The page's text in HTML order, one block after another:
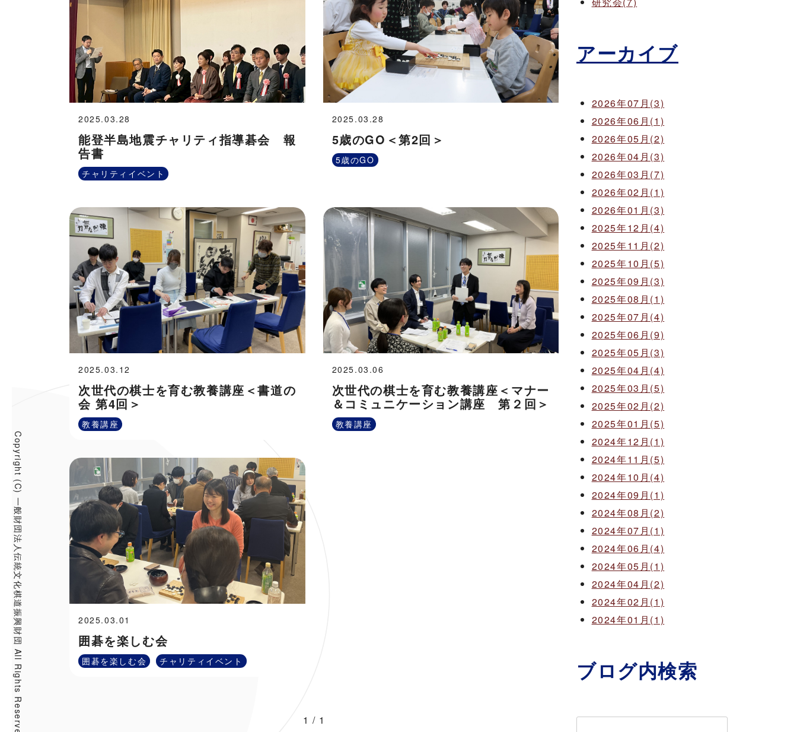
能登半島地震チャリティ指導碁会 報
告書
2025.03.28
チャリティイベント
5歳のGO＜第2回＞
2025.03.28
5歳のGO
次世代の棋士を育む教養講座＜書道の
会 第4回＞
2025.03.12
教養講座
次世代の棋士を育む教養講座＜マナー
＆コミュニケーション講座 第２回＞
2025.03.06
教養講座
囲碁を楽しむ会
2025.03.01
囲碁を楽しむ会 チャリティイベント
1 / 1
アーカイブ
2026年07月(3)
2026年06月(1)
2026年05月(2)
2026年04月(3)
2026年03月(7)
2026年02月(1)
2026年01月(3)
2025年12月(4)
2025年11月(2)
2025年10月(5)
2025年09月(3)
2025年08月(1)
2025年07月(4)
2025年06月(9)
2025年05月(3)
2025年04月(4)
2025年03月(5)
2025年02月(2)
2025年01月(5)
2024年12月(1)
2024年11月(5)
2024年10月(4)
2024年09月(1)
2024年08月(2)
2024年07月(1)
2024年06月(4)
2024年05月(1)
2024年04月(2)
2024年02月(1)
2024年01月(1)
ブログ内検索
Copyright (C) 一般財団法人伝統文化棋道振興財団 All Rights Reserved.